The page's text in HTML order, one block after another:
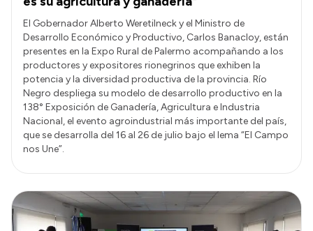
El Gobernador Alberto Weretilneck y el Ministro de
Desarrollo Económico y Productivo, Carlos Banacloy, están
presentes en la Expo Rural de Palermo acompañando a los
productores y expositores rionegrinos que exhiben la
potencia y la diversidad productiva de la provincia. Río
Negro despliega su modelo de desarrollo productivo en la
138° Exposición de Ganadería, Agricultura e Industria
Nacional, el evento agroindustrial más importante del país,
que se desarrolla del 16 al 26 de julio bajo el lema “El Campo
nos Une”.